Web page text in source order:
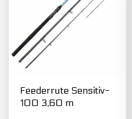
Feederrute Sensitiv-
100 3,60 m